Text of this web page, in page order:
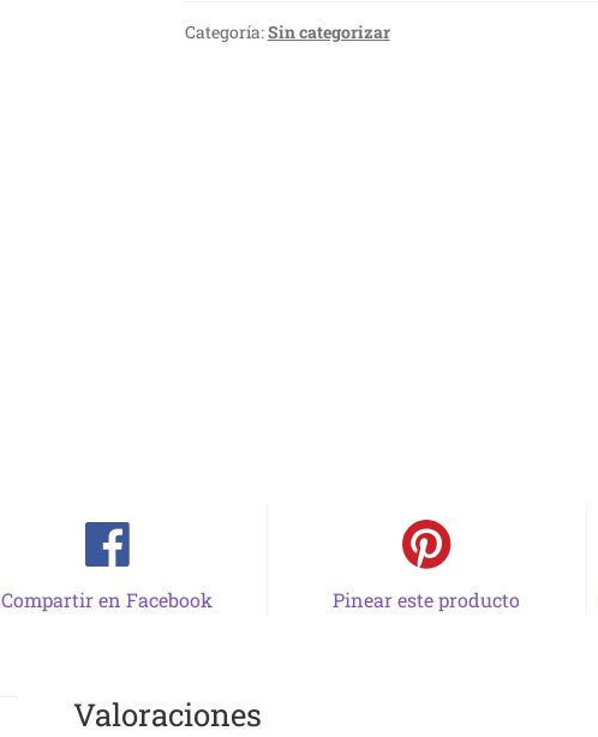
Categoría:Sin categorizar
Compartir en Facebook Pinear este producto
Valoraciones